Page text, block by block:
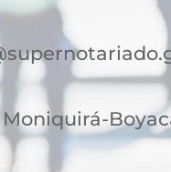
Moniquirá-